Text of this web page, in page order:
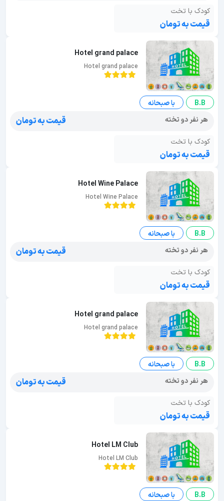
کودک با تخت
قیمت به تومان
Hotel grand palace
Hotel grand palace
B.B
با صبحانه
هر نفر دو تخته
قیمت به تومان
کودک با تخت
قیمت به تومان
Hotel Wine Palace
Hotel Wine Palace
B.B
با صبحانه
هر نفر دو تخته
قیمت به تومان
کودک با تخت
قیمت به تومان
Hotel grand palace
Hotel grand palace
B.B
با صبحانه
هر نفر دو تخته
قیمت به تومان
کودک با تخت
قیمت به تومان
Hotel LM Club
Hotel LM Club
B.B
با صبحانه